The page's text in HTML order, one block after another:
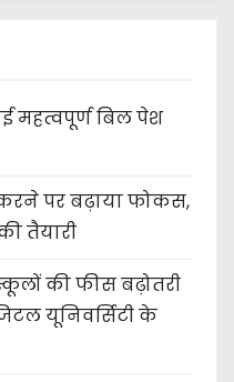
महत्वपूर्ण बिल पेश
पर बढ़ाया फोकस,
तैयारी
की फीस बढ़ोतरी
यूनिवर्सिटी के